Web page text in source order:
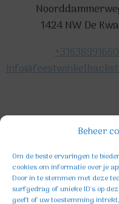
Beheer
Om de beste ervaringen te
cookies om informatie over je
Door in te stemmen met deze
surfgedrag of unieke ID's op
geeft of uw toestemming
1424 NW De
+31638991660
©2025 TeDa-design